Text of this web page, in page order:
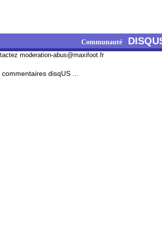
Communauté
moderation-abus@maxifoot.fr
disqUS ...